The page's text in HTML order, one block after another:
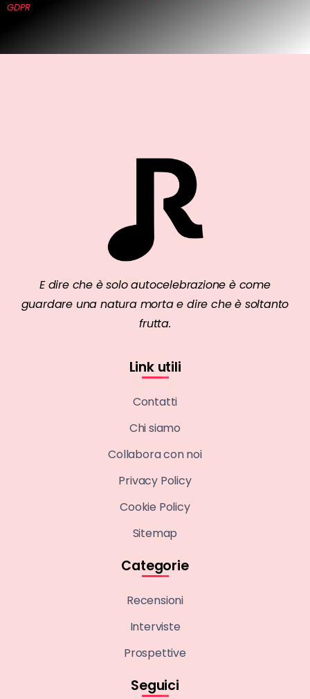
GDPR
E dire che è solo autocelebrazione è come
guardare una natura morta e dire che è soltanto
frutta.
Link utili
Contatti
Chi siamo
Collabora con noi
Privacy Policy
Cookie Policy
Sitemap
Categorie
Recensioni
Interviste
Prospettive
Seguici